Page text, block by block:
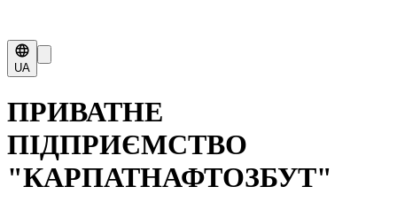
UA
ПРИВАТНЕ
ПІДПРИЄМСТВО
"КАРПАТНАФТОЗБУТ"